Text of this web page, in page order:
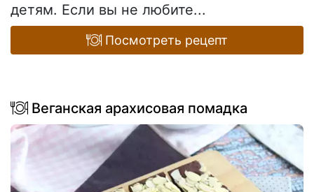
детям. Если вы не любите...
Посмотреть рецепт
Веганская арахисовая помадка